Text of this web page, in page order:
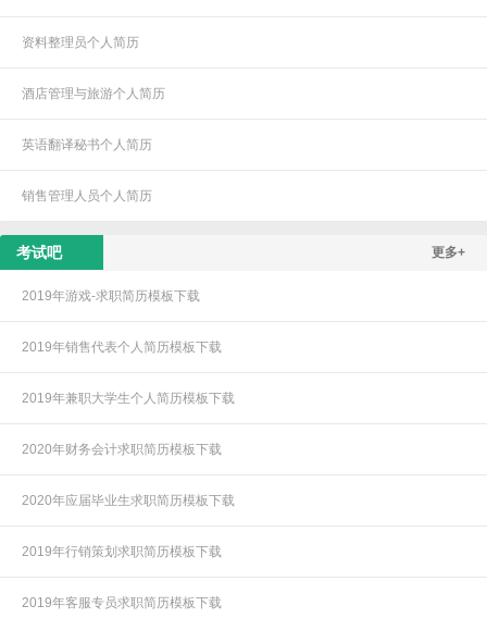
资料整理员个人简历
酒店管理与旅游个人简历
英语翻译秘书个人简历
销售管理人员个人简历
考试吧 更多+
2019年游戏-求职简历模板下载
2019年销售代表个人简历模板下载
2019年兼职大学生个人简历模板下载
2020年财务会计求职简历模板下载
2020年应届毕业生求职简历模板下载
2019年行销策划求职简历模板下载
2019年客服专员求职简历模板下载